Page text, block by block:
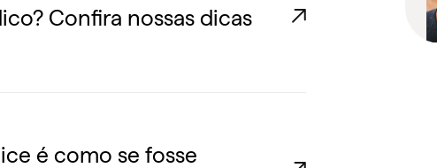
Confira nossas dicas
é como se fosse